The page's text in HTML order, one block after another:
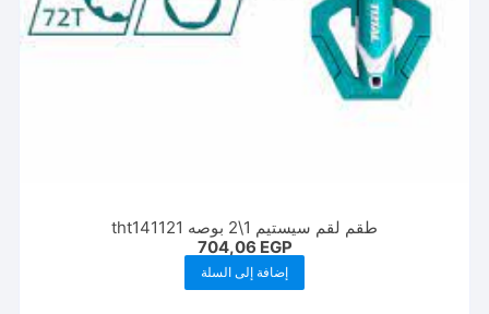
طقم لقم سيستيم 1\2 بوصه tht141121
704,06 EGP
إضافة إلى السلة